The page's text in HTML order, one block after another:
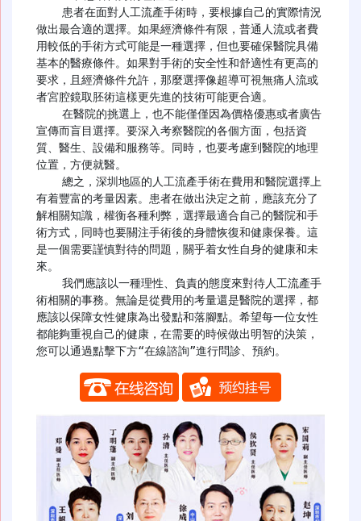
做出最合適的選擇。如果經濟條件有限，普通人流或者費
用較低的手術方式可能是一種選擇，但也要確保醫院具備
基本的醫療條件。如果對手術的安全性和舒適性有更高的
要求，且經濟條件允許，那麼選擇像超導可視無痛人流或
者宮腔鏡取胚術這樣更先進的技術可能更合適。
宣傳而盲目選擇。要深入考察醫院的各個方面，包括資
質、醫生、設備和服務等。同時，也要考慮到醫院的地理
位置，方便就醫。
有着豐富的考量因素。患者在做出決定之前，應該充分了
解相關知識，權衡各種利弊，選擇最適合自己的醫院和手
術方式，同時也要關注手術後的身體恢復和健康保養。這
是一個需要謹慎對待的問題，關乎着女性自身的健康和未
來。
術相關的事務。無論是從費用的考量還是醫院的選擇，都
應該以保障女性健康為出發點和落腳點。希望每一位女性
都能夠重視自己的健康，在需要的時候做出明智的決策，
您可以通過點擊下方“在線諮詢”進行問診、預約。